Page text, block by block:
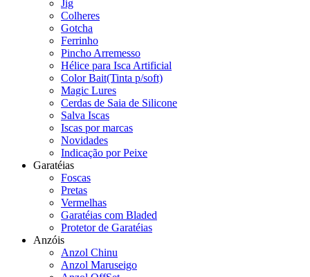
Jig
Colheres
Gotcha
Ferrinho
Pincho Arremesso
Hélice para Isca Artificial
Color Bait(Tinta p/soft)
Magic Lures
Cerdas de Saia de Silicone
Salva Iscas
Iscas por marcas
Novidades
Indicação por Peixe
Garatéias
Foscas
Pretas
Vermelhas
Garatéias com Bladed
Protetor de Garatéias
Anzóis
Anzol Chinu
Anzol Maruseigo